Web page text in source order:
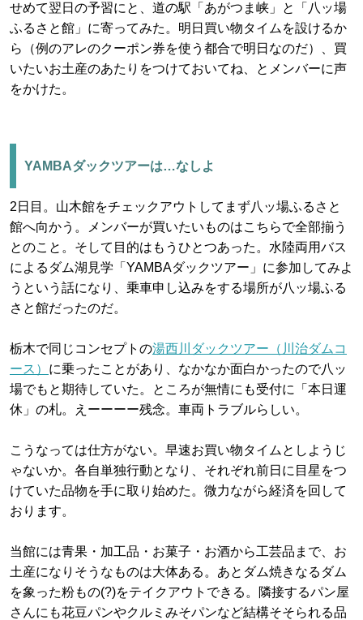
せめて翌日の予習にと、道の駅「あがつま峡」と「八ッ場
ふるさと館」に寄ってみた。明日買い物タイムを設けるか
ら（例のアレのクーポン券を使う都合で明日なのだ）、買
いたいお土産のあたりをつけておいてね、とメンバーに声
をかけた。
YAMBAダックツアーは…なしよ
2日目。山木館をチェックアウトしてまず八ッ場ふるさと
館へ向かう。メンバーが買いたいものはこちらで全部揃う
とのこと。そして目的はもうひとつあった。水陸両用バス
によるダム湖見学「YAMBAダックツアー」に参加してみよ
うという話になり、乗車申し込みをする場所が八ッ場ふる
さと館だったのだ。
栃木で同じコンセプトの湯西川ダックツアー（川治ダムコ
ース） に乗ったことがあり、なかなか面白かったので八ッ
場でもと期待していた。ところが無情にも受付に「本日運
休」の札。えーーーー残念。車両トラブルらしい。
こうなっては仕方がない。早速お買い物タイムとしようじ
ゃないか。各自単独行動となり、それぞれ前日に目星をつ
けていた品物を手に取り始めた。微力ながら経済を回して
おります。
当館には青果・加工品・お菓子・お酒から工芸品まで、お
土産になりそうなものは大体ある。あとダム焼きなるダム
を象った粉もの(?)をテイクアウトできる。隣接するパン屋
さんにも花豆パンやクルミみそパンなど結構そそられる品